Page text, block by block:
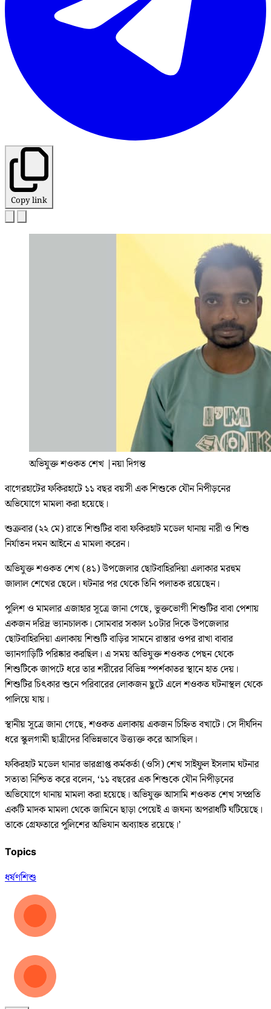
Copy link
অভিযুক্ত শওকত শেখ |নয়া দিগন্ত
বাগেরহাটের ফকিরহাটে ১১ বছর বয়সী এক শিশুকে যৌন নিপীড়নের
অভিযোগে মামলা করা হয়েছে।
শুক্রবার (২২ মে) রাতে শিশুটির বাবা ফকিরহাট মডেল থানায় নারী ও শিশু
নির্যাতন দমন আইনে এ মামলা করেন।
অভিযুক্ত শওকত শেখ (৪১) উপজেলার ছোটবাহিরদিয়া এলাকার মরহুম
জালাল শেখের ছেলে। ঘটনার পর থেকে তিনি পলাতক রয়েছেন।
পুলিশ ও মামলার এজাহার সূত্রে জানা গেছে, ভুক্তভোগী শিশুটির বাবা পেশায়
একজন দরিদ্র ভ্যানচালক। সোমবার সকাল ১০টার দিকে উপজেলার
ছোটবাহিরদিয়া এলাকায় শিশুটি বাড়ির সামনে রাস্তার ওপর রাখা বাবার
ভ্যানগাড়িটি পরিষ্কার করছিল। এ সময় অভিযুক্ত শওকত পেছন থেকে
শিশুটিকে জাপটে ধরে তার শরীরের বিভিন্ন স্পর্শকাতর স্থানে হাত দেয়।
শিশুটির চিৎকার শুনে পরিবারের লোকজন ছুটে এলে শওকত ঘটনাস্থল থেকে
পালিয়ে যায়।
স্থানীয় সূত্রে জানা গেছে, শওকত এলাকায় একজন চিহ্নিত বখাটে। সে দীর্ঘদিন
ধরে স্কুলগামী ছাত্রীদের বিভিন্নভাবে উত্ত্যক্ত করে আসছিল।
ফকিরহাট মডেল থানার ভারপ্রাপ্ত কর্মকর্তা (ওসি) শেখ সাইফুল ইসলাম ঘটনার
সত্যতা নিশ্চিত করে বলেন, ‘১১ বছরের এক শিশুকে যৌন নিপীড়নের
অভিযোগে থানায় মামলা করা হয়েছে। অভিযুক্ত আসামি শওকত শেখ সম্প্রতি
একটি মাদক মামলা থেকে জামিনে ছাড়া পেয়েই এ জঘন্য অপরাধটি ঘটিয়েছে।
তাকে গ্রেফতারে পুলিশের অভিযান অব্যাহত রয়েছে।’
Topics
ধর্ষণশিশু